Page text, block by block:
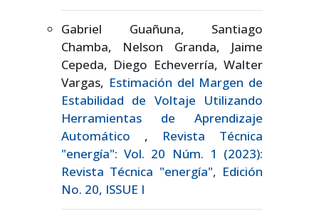
Gabriel Guañuna, Santiago
Chamba, Nelson Granda, Jaime
Cepeda, Diego Echeverría, Walter
Vargas, Estimación del Margen de
Estabilidad de Voltaje Utilizando
Herramientas de Aprendizaje
Automático , Revista Técnica
"energía": Vol. 20 Núm. 1 (2023):
Revista Técnica "energía", Edición
No. 20, ISSUE I